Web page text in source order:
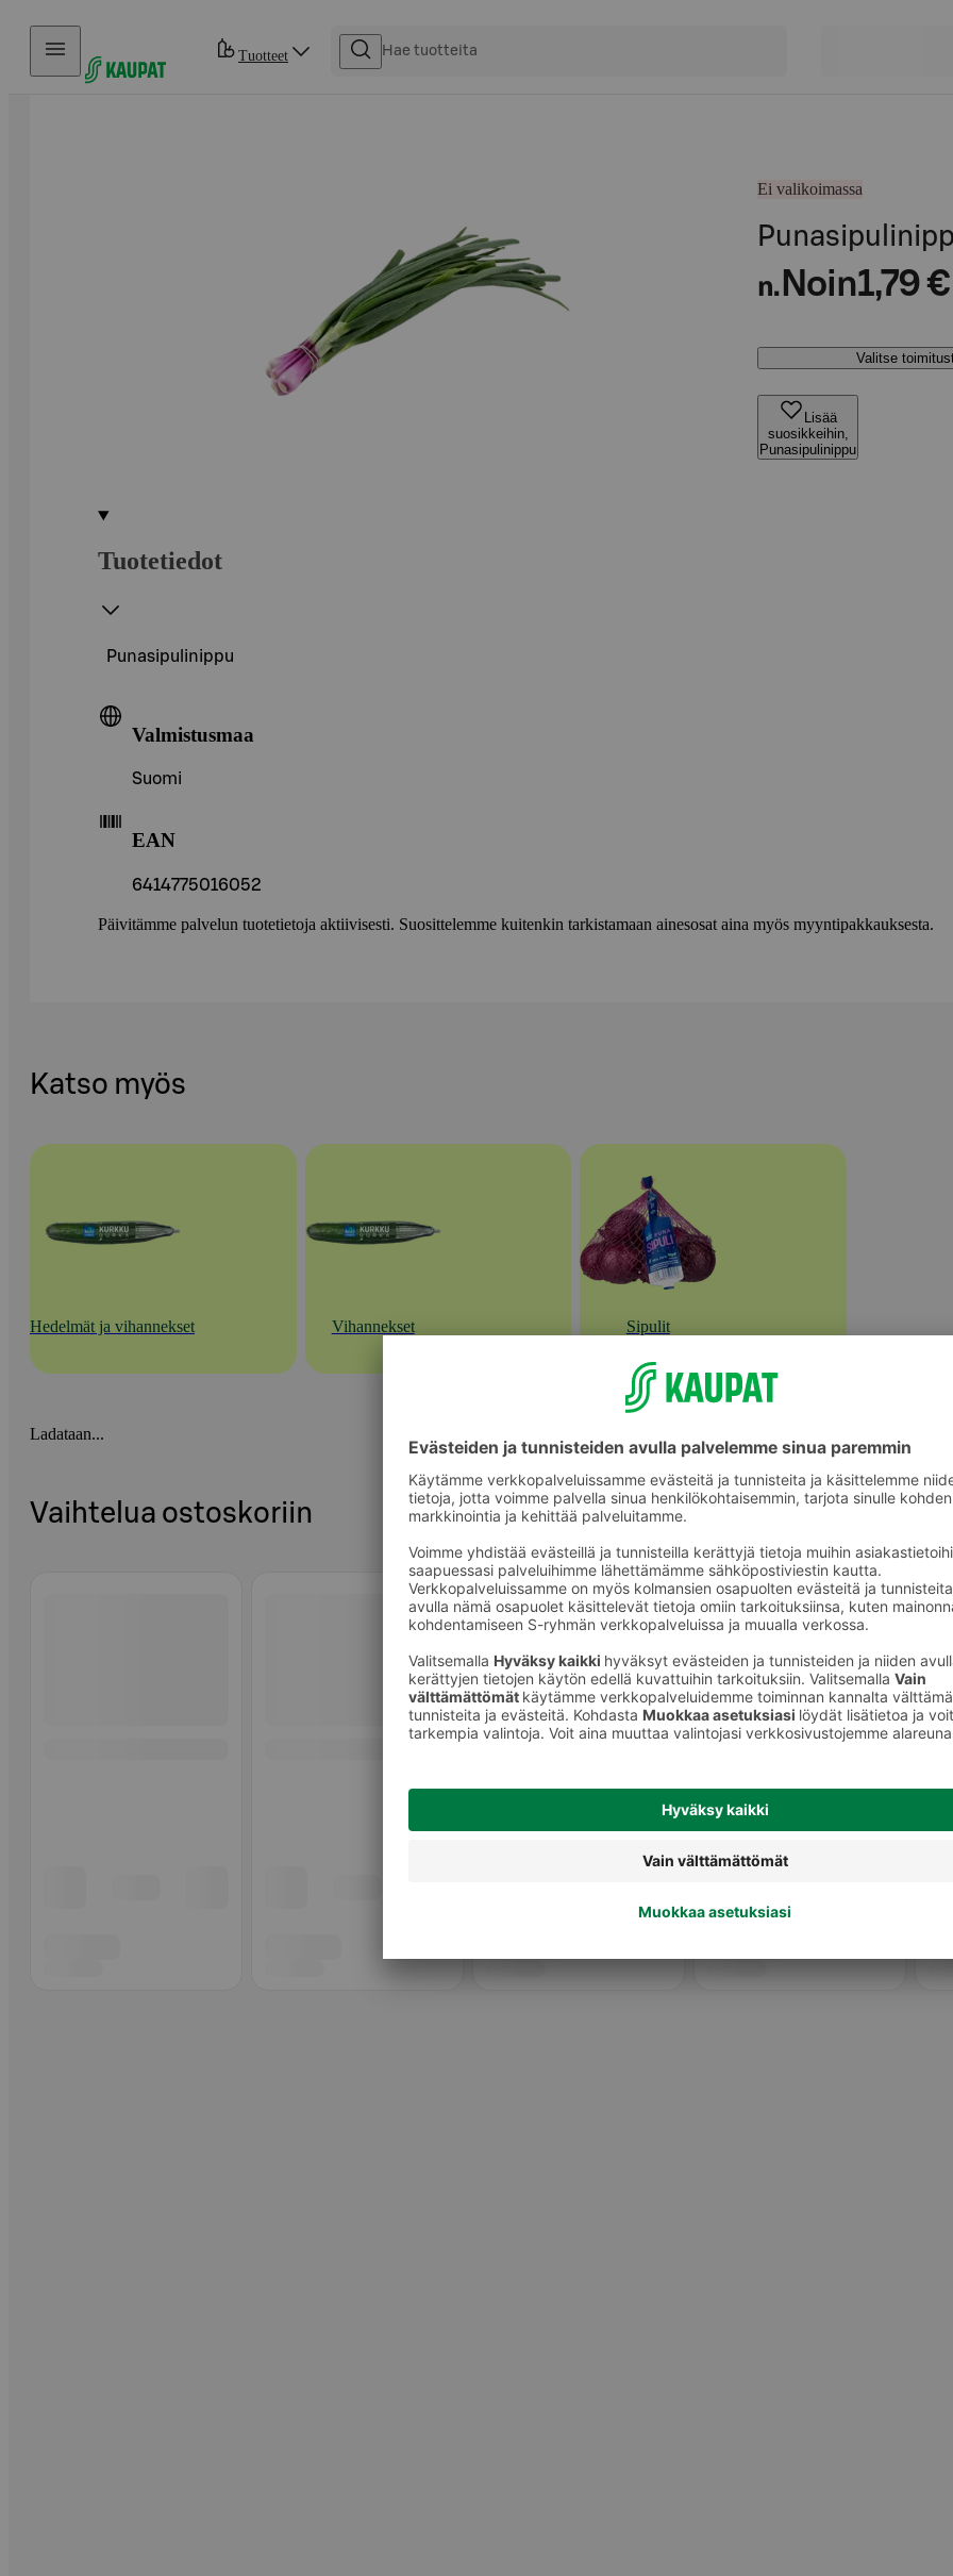
Hyppää sisältöön
Tuotteet
Ei valikoimassa
n. Noin1,79 €
Valitse
Lisää
suosikkeihin,
Punasipulinippu
Tuotetiedot
Punasipulinippu
Valmistusmaa
Suomi
EAN
6414775016052
Päivitämme palvelun tuotetietoja aktiivisesti. Suosittelemme kuitenkin tarkistamaan ainesosat aina myös myyntipakkauksesta.
Katso myös
Hedelmät ja vihannekset Vihannekset Sipulit
Ladataan...
Vaihtelua ostoskoriin